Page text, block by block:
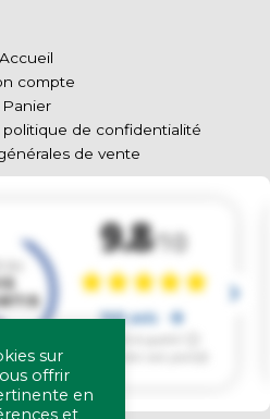
Accueil
compte
Panier
de confidentialité
de vente
sur
offrir
en
et